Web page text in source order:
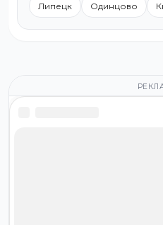
Липецк Одинцово